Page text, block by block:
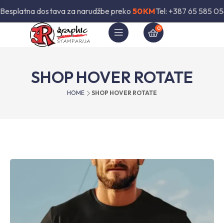
dostava za narudžbe preko50KMTel: +387 65 585
0
SHOP HOVER ROTATE
HOME SHOP HOVER ROTATE